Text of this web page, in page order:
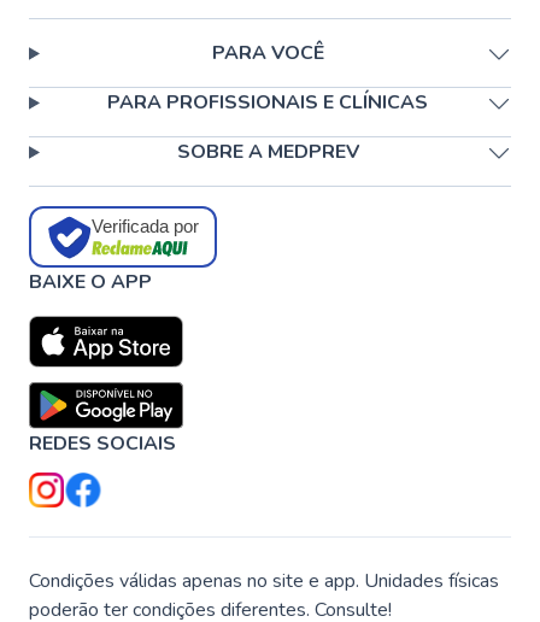
PARA VOCÊ
PARA PROFISSIONAIS E CLÍNICAS
SOBRE A MEDPREV
Verificada por
BAIXE O APP
REDES SOCIAIS
Condições válidas apenas no site e app. Unidades físicas
poderão ter condições diferentes. Consulte!